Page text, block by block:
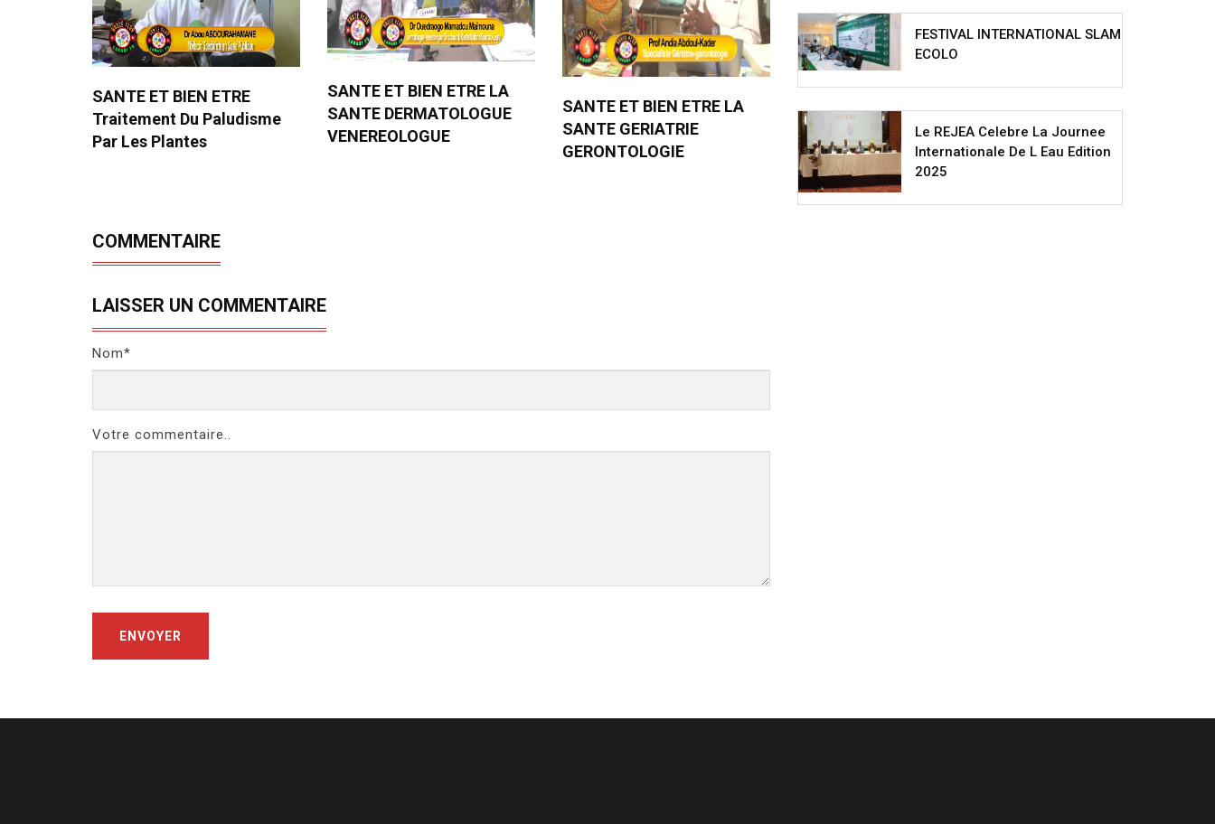
SANTE ET BIEN ETRE
Traitement Du Paludisme
Par Les Plantes
SANTE ET BIEN ETRE LA
SANTE DERMATOLOGUE
VENEREOLOGUE
SANTE ET BIEN ETRE LA
SANTE GERIATRIE
GERONTOLOGIE
COMMENTAIRE
LAISSER UN COMMENTAIRE
Nom*
Votre commentaire..
ENVOYER
FESTIVAL INTERNATIONAL SLAM
ECOLO
Le REJEA Celebre La Journee
Internationale De L Eau Edition
2025